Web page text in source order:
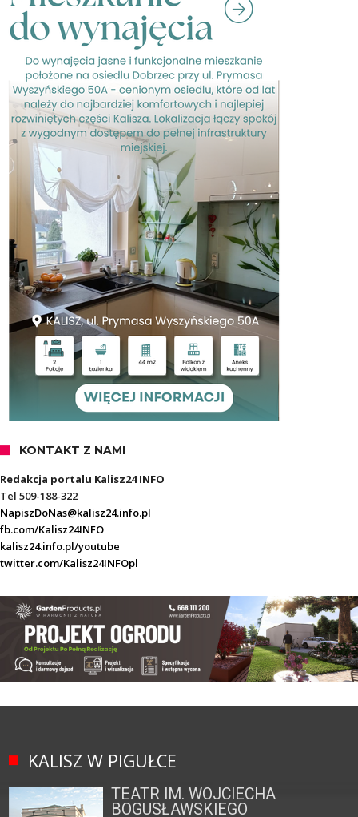
KONTAKT Z NAMI
Redakcja portalu Kalisz24 INFO
Tel 509-188-322
NapiszDoNas@kalisz24.info.pl
fb.com/Kalisz24INFO
kalisz24.info.pl/youtube
twitter.com/Kalisz24INFOpl
KALISZ W PIGUŁCE
TEATR IM. WOJCIECHA
BOGUSŁAWSKIEGO